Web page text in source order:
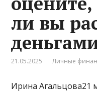
ли вы
21.05.2025 Личные
Ирина Агальцова21